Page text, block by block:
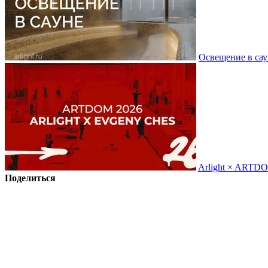
Освещение в
Arlight ×
Поделиться